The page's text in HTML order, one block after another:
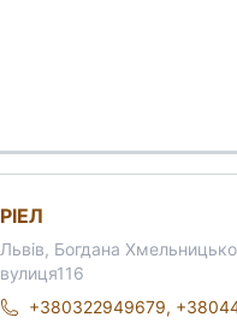
РІЕЛ
Львів, Богдана
вулиця116
+380322949679,